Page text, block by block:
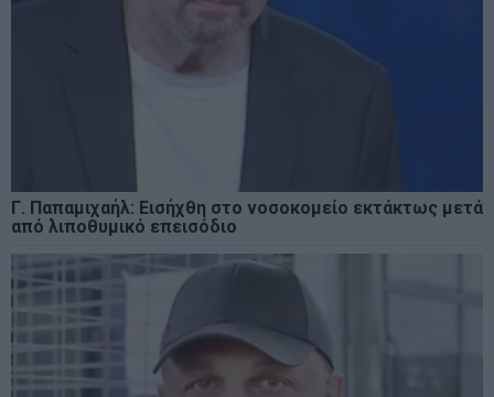
Γ. Παπαμιχαήλ: Εισήχθη στο νοσοκομείο εκτάκτως μετά
από λιποθυμικό επεισόδιο